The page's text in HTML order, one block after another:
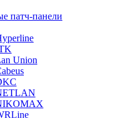
патч-панели
Union